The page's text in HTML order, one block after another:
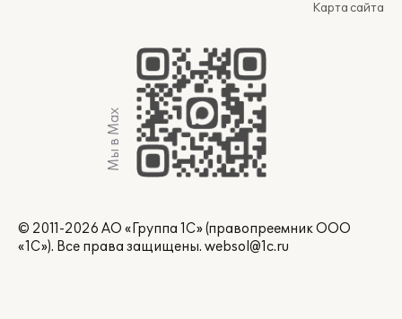
Карта сайта
Мы в Max
© 2011-2026 АО «Группа 1С» (правопреемник ООО
«1С»). Все права защищены. websol@1c.ru